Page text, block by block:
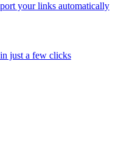
your links automatically
just a few clicks